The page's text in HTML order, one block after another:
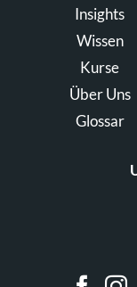
Insights
Wissen
Kurse
Über Uns
Glossar